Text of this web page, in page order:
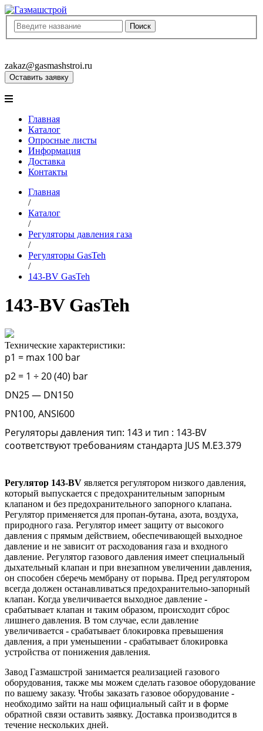
zakaz@gasmashstroi.ru
Оставить заявку
Главная
Каталог
Опросные листы
Информация
Доставка
Контакты
Главная
/
Каталог
/
Регуляторы давления газа
/
Регуляторы GasTeh
/
143-BV GasTeh
143-BV GasTeh
Технические характеристики:
p1 = max 100 bar
p2 = 1 ÷ 20 (40) bar
DN25 — DN150
PN100, ANSI600
Регуляторы давления тип: 143 и тип : 143-BV
соответствуют требованиям стандарта JUS M.E3.379
Регулятор 143-BV является регулятором низкого давления,
который выпускается с предохранительным запорным
клапаном и без предохранительного запорного клапана.
Регулятор применяется для пропан-бутана, азота, воздуха,
природного газа. Регулятор имеет защиту от высокого
давления с прямым действием, обеспечивающей выходное
давление и не зависит от расходования газа и входного
давление. Регулятор газового давления имеет специальный
дыхательный клапан и при внезапном увеличении давления,
он способен сберечь мембрану от порыва. Пред регулятором
всегда должен останавливаться предохранительно-запорный
клапан. Когда увеличивается выходное давление -
срабатывает клапан и таким образом, происходит сброс
лишнего давления. В том случае, если давление
увеличивается - срабатывает блокировка превышения
давления, а при уменьшении - срабатывает блокировка
устройства от понижения давления.
Завод Газмашстрой занимается реализацией газового
оборудования, также мы можем сделать газовое оборудование
по вашему заказу. Чтобы заказать газовое оборудование -
необходимо зайти на наш официальный сайт и в форме
обратной связи оставить заявку. Доставка производится в
течение нескольких дней.